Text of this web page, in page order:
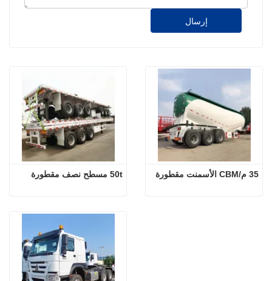
إرسال
50t مسطح نصف مقطورة 35 م/CBM الأسمنت مقطورة